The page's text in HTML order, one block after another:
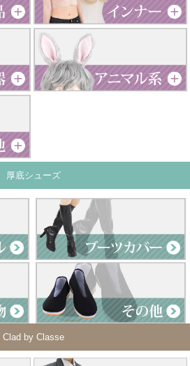
厚底シューズ
Clad by Classe